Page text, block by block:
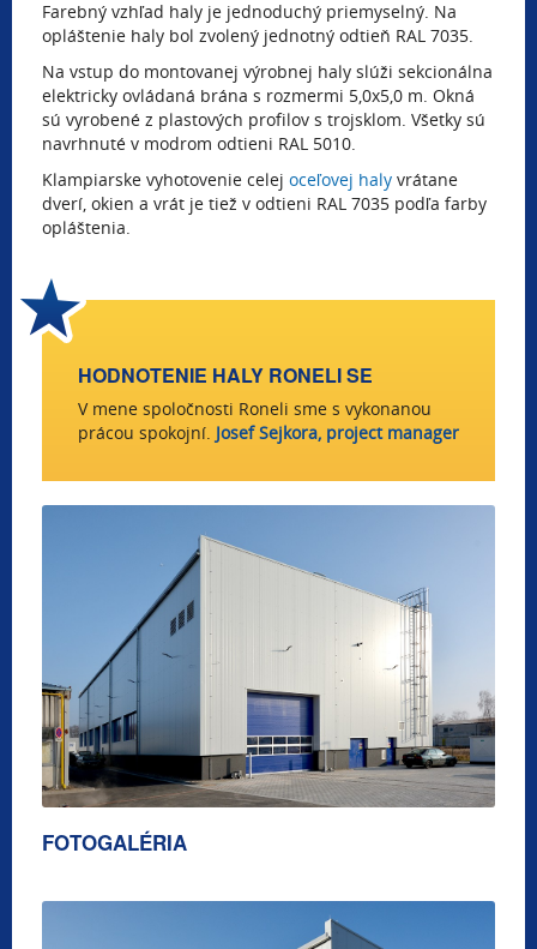
Farebný vzhľad haly je jednoduchý priemyselný. Na
opláštenie haly bol zvolený jednotný odtieň RAL 7035.
Na vstup do montovanej výrobnej haly slúži sekcionálna
elektricky ovládaná brána s rozmermi 5,0x5,0 m. Okná
sú vyrobené z plastových profilov s trojsklom. Všetky sú
navrhnuté v modrom odtieni RAL 5010.
Klampiarske vyhotovenie celej oceľovej haly vrátane
dverí, okien a vrát je tiež v odtieni RAL 7035 podľa farby
opláštenia.
HODNOTENIE HALY RONELI SE
V mene spoločnosti Roneli sme s vykonanou
prácou spokojní. Josef Sejkora, project manager
FOTOGALÉRIA